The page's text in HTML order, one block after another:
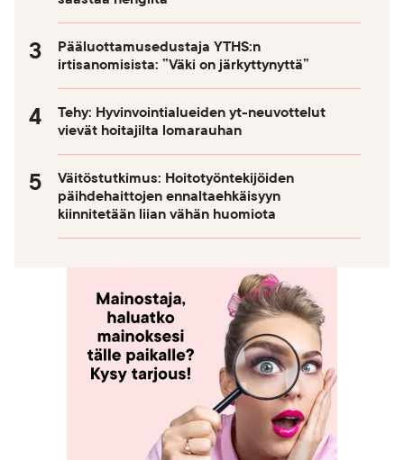
Pääluottamusedustaja YTHS:n
irtisanomisista: ”Väki on järkyttynyttä”
Tehy: Hyvinvointialueiden yt-neuvottelut
vievät hoitajilta lomarauhan
Väitöstutkimus: Hoitotyöntekijöiden
päihdehaittojen ennaltaehkäisyyn
kiinnitetään liian vähän huomiota